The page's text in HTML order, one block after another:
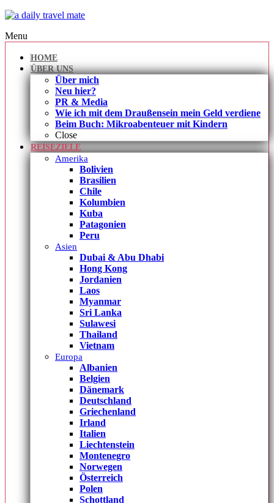
Menu
HOME
ÜBER UNS
Über mich
Neu hier?
PR & Media
Wie ich mit dem Draußensein mein Geld verdiene
Beim Buch: Mikroabenteuer mit Kindern
Close
REISEZIELE
Amerika
Bolivien
Brasilien
Chile
Kolumbien
Kuba
Patagonien
Peru
Asien
Dubai & Abu Dhabi
Hong Kong
Jordanien
Laos
Myanmar
Sri Lanka
Sulawesi
Thailand
Vietnam
Europa
Albanien
Belgien
Dänemark
Deutschland
Griechenland
Irland
Italien
Liechtenstein
Montenegro
Norwegen
Österreich
Polen
Schottland